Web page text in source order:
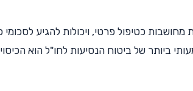
כטיפול פרטי, ויכולות להגיע לסכומי
ביותר של ביטוח הנסיעות לחו"ל הוא הכיסוי